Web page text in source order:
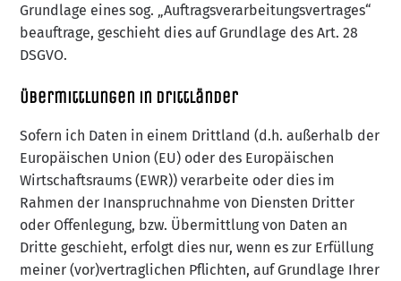
Grundlage eines sog. „Auftragsverarbeitungsvertrages“
beauftrage, geschieht dies auf Grundlage des Art. 28
DSGVO.
Übermittlungen in Drittländer
Sofern ich Daten in einem Drittland (d.h. außerhalb der
Europäischen Union (EU) oder des Europäischen
Wirtschaftsraums (EWR)) verarbeite oder dies im
Rahmen der Inanspruchnahme von Diensten Dritter
oder Offenlegung, bzw. Übermittlung von Daten an
Dritte geschieht, erfolgt dies nur, wenn es zur Erfüllung
meiner (vor)vertraglichen Pflichten, auf Grundlage Ihrer